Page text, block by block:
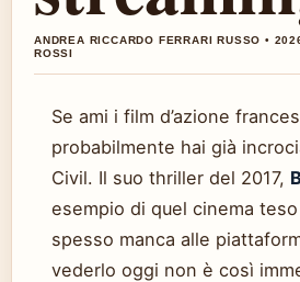
ANDREA RICCARDO FERRARI RUSSO •
ROSSI
Se ami i film d’azione
probabilmente hai già
Civil. Il suo thriller del 2017,
esempio di quel cinema
spesso manca alle
vederlo oggi non è così